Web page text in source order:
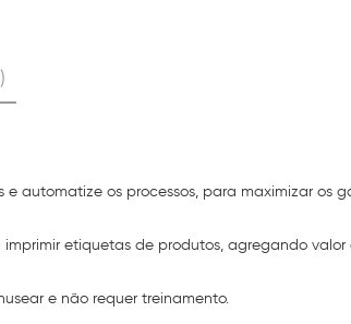
automatize os processos, para maximizar os
etiquetas de produtos, agregando
e não requer treinamento.